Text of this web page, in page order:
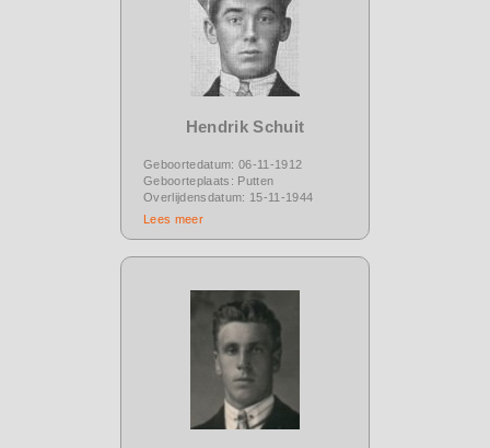
Hendrik Schuit
Geboortedatum: 06-11-1912
Geboorteplaats: Putten
Overlijdensdatum: 15-11-1944
Lees meer